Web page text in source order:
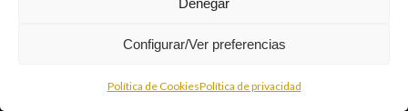
Configurar/Ver preferencias
Política de CookiesPolítica de privacidad